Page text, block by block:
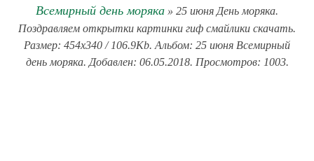
Всемирный день моряка » 25 июня День моряка.
Поздравляем открытки картинки гиф смайлики скачать.
Размер: 454x340 / 106.9Kb. Альбом: 25 июня Всемирный
день моряка. Добавлен: 06.05.2018. Просмотров: 1003.